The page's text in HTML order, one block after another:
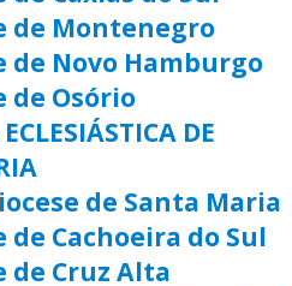
de Montenegro
de Novo Hamburgo
de Osório
DE
de Santa Maria
de Cachoeira do Sul
de Cruz Alta